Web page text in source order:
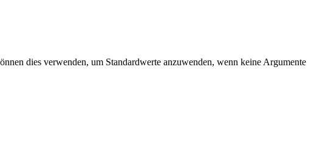
dies verwenden, um Standardwerte anzuwenden, wenn keine Argumente